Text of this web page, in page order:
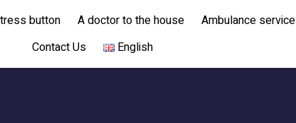
button A doctor to the house Ambulance service
Contact Us
English